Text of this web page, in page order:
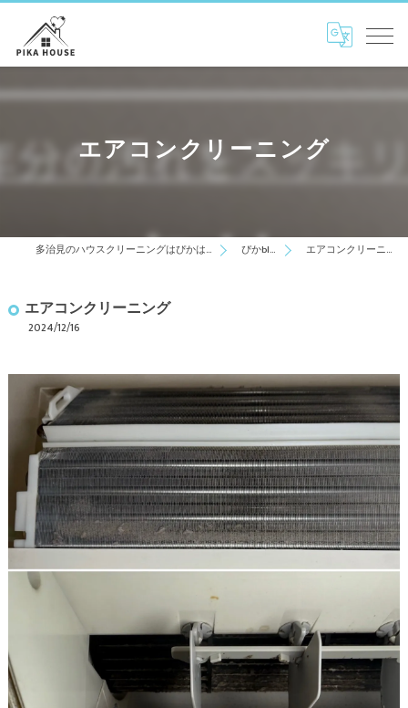
エアコンクリーニング
多治見のハウスクリーニングはぴかはうす ぴかblog エアコンクリーニング
エアコンクリーニング
2024/12/16